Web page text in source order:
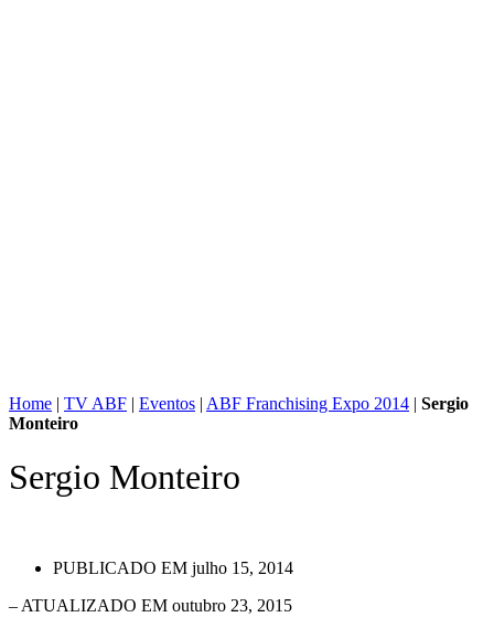
Home | TV ABF | Eventos | ABF Franchising Expo 2014 | Sergio
Monteiro
Sergio Monteiro
PUBLICADO EM julho 15, 2014
– ATUALIZADO EM outubro 23, 2015